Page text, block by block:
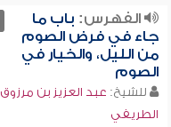
الفهرس: باب ما
جاء في فرض الصوم
من الليل، والخيار في
الصوم
للشيخ: عبد العزيز بن مرزوق
الطريفي